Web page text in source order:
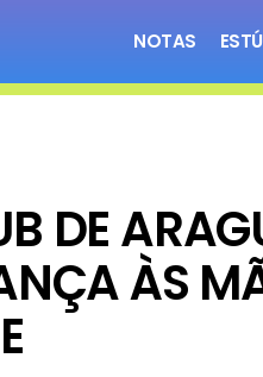
NOTAS
DE
ÀS